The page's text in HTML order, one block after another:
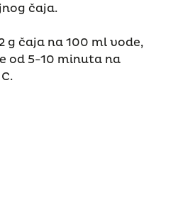
čaja.
g čaja na 100 ml vode,
od 5-10 minuta na